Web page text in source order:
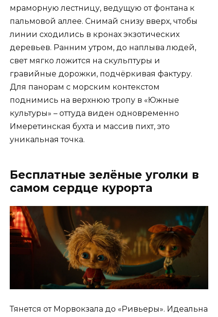
мраморную лестницу, ведущую от фонтана к
пальмовой аллее. Снимай снизу вверх, чтобы
линии сходились в кронах экзотических
деревьев. Ранним утром, до наплыва людей,
свет мягко ложится на скульптуры и
гравийные дорожки, подчёркивая фактуру.
Для панорам с морским контекстом
поднимись на верхнюю тропу в «Южные
культуры» – оттуда виден одновременно
Имеретинская бухта и массив пихт, это
уникальная точка.
Бесплатные зелёные уголки в
самом сердце курорта
Тянется от Морвокзала до «Ривьеры». Идеальна